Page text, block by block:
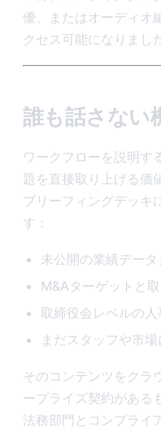
優、またはオーディオ
クセス可能になりまし
誰も話さない
ワークフローを説明す
題を直接取り上げる価
ブリーフィングデッキ
す：
未公開の業績デー
M&Aターゲットと
取締役会レベルの人
まだスタッフや市
そのコンテンツをク
ープライズ契約がある
法務部門とコンプライ